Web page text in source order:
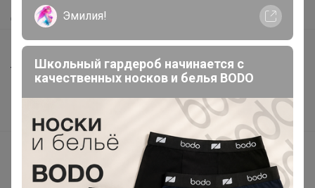
Доставка
Шоурумы
Торговые марки
В наличии
Подарочные сертификаты
Реклама на сайте
Эмилия!
Школьный гардероб начинается с
качественных носков и белья BODO